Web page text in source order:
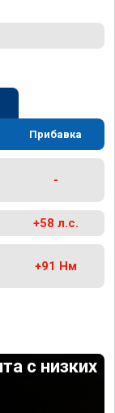
Прибавка
-
+58 л.с.
+91 Нм
с низких